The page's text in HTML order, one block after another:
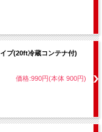
プ(20ft冷蔵コンテナ付)
価格:990円(本体 900円)